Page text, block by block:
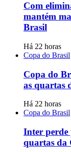
Com
mantém
Brasil
Há 22 horas
Copa do Brasil
Copa do
as quartas
Há 22 horas
Copa do Brasil
Inter perde
quartas da